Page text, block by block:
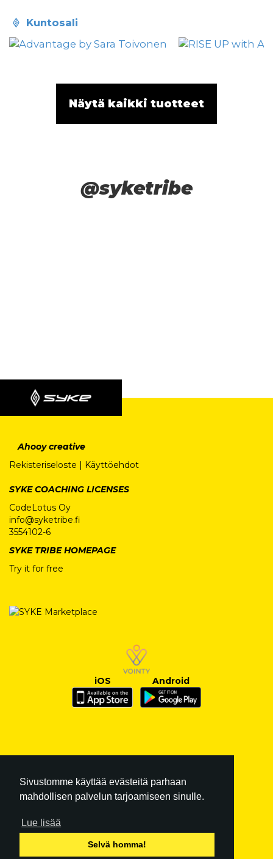
Sivustomme käyttää evästeitä parhaan
mahdollisen palvelun tarjoamiseen sinulle.
Lue lisää
Selvä homma!
kuntosali
Näytä kaikki tuotteet
@syketribe
Ahooy creative
Rekisteriseloste | Käyttöehdot
SYKE COACHING LICENSES
CodeLotus Oy
info@syketribe.fi
3554102-6
SYKE TRIBE HOMEPAGE
Try it for free
iOS Android